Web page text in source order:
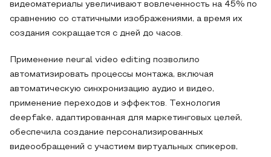
видеоматериалы увеличивают вовлеченность на 45% по
сравнению со статичными изображениями, а время их
создания сокращается с дней до часов.
Применение neural video editing позволило
автоматизировать процессы монтажа, включая
автоматическую синхронизацию аудио и видео,
применение переходов и эффектов. Технология
deepfake, адаптированная для маркетинговых целей,
обеспечила создание персонализированных
видеообращений с участием виртуальных спикеров,